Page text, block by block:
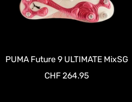
PUMA Future 9 ULTIMATE MixSG
Prix
CHF 264.95